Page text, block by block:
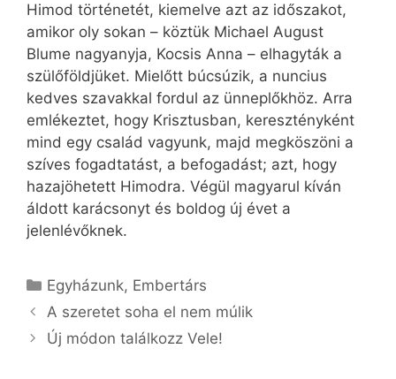
Himod történetét, kiemelve azt az időszakot,
amikor oly sokan – köztük Michael August
Blume nagyanyja, Kocsis Anna – elhagyták a
szülőföldjüket. Mielőtt búcsúzik, a nuncius
kedves szavakkal fordul az ünneplőkhöz. Arra
emlékeztet, hogy Krisztusban, keresztényként
mind egy család vagyunk, majd megköszöni a
szíves fogadtatást, a befogadást; azt, hogy
hazajöhetett Himodra. Végül magyarul kíván
áldott karácsonyt és boldog új évet a
jelenlévőknek.
Kategória
Egyházunk, Embertárs
A szeretet soha el nem múlik
Új módon találkozz Vele!